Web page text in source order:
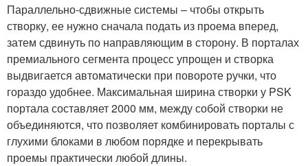
Параллельно-сдвижные системы – чтобы открыть
створку, ее нужно сначала подать из проема вперед,
затем сдвинуть по направляющим в сторону. В порталах
премиального сегмента процесс упрощен и створка
выдвигается автоматически при повороте ручки, что
гораздо удобнее. Максимальная ширина створки у PSK
портала составляет 2000 мм, между собой створки не
объединяются, что позволяет комбинировать порталы с
глухими блоками в любом порядке и перекрывать
проемы практически любой длины.